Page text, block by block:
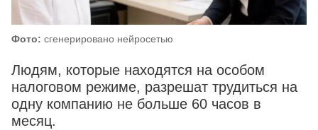
Фото: сгенерировано нейросетью
Людям, которые находятся на особом
налоговом режиме, разрешат трудиться на
одну компанию не больше 60 часов в
месяц.